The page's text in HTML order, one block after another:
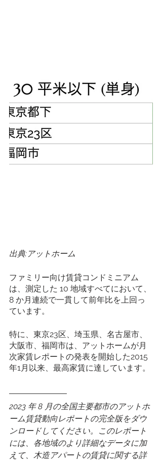
出典:アットホーム
ファミリー向け賃貸コンドミニアム
は、測定した 10 地域すべてにおいて、
8 か月連続で一貫して前年比を上回っ
ています。
特に、東京23区、埼玉県、名古屋市、
大阪市、福岡市は、アットホームが月
次家賃レポートの発表を開始した2015
年1月以来、最高家賃に達しています。
2023 年 8 月の全国主要都市のアットホ
ーム賃貸動向レポートの完全版をダウ
ンロードしてください。このレポート
には、各地域のより詳細なデータに加
えて、木造アパートの賃貸に関する詳